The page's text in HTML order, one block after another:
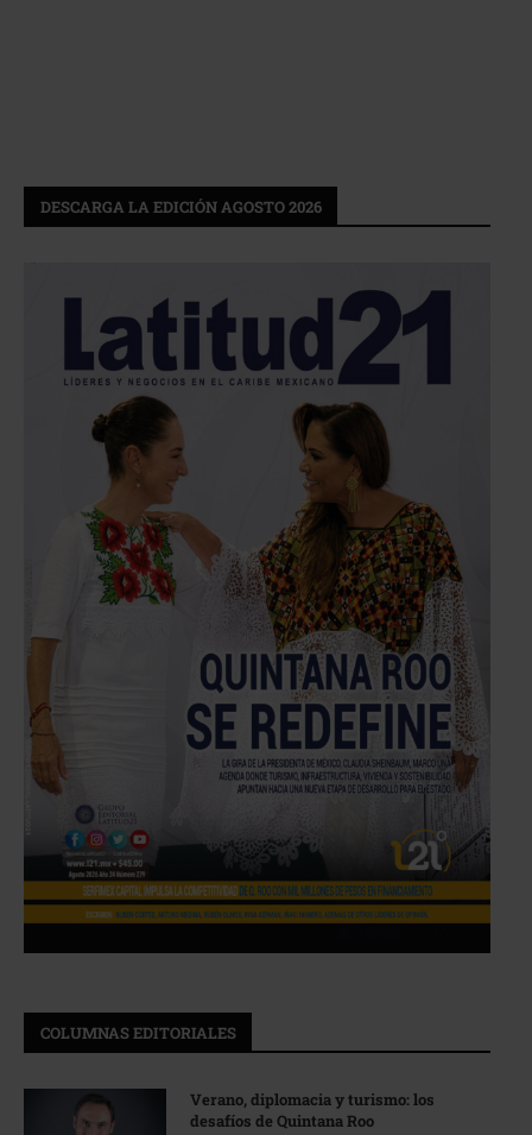
DESCARGA LA EDICIÓN AGOSTO 2026
COLUMNAS EDITORIALES
Verano, diplomacia y turismo: los
desafíos de Quintana Roo